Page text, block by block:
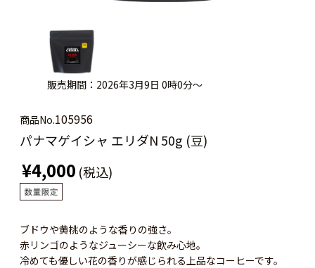
販売期間：2026年3月9日 0時0分～
商品No.105956
パナマゲイシャ エリダN 50g (豆)
¥4,000 (税込)
ブドウや黄桃のような香りの強さ。
赤リンゴのようなジューシーな飲み心地。
冷めても優しい花の香りが感じられる上品なコーヒーです。